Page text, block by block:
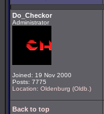
Do_Checkor
Administrator
Joined: 19 Nov 2000
Posts: 7775
Location: Oldenburg (Oldb.)
Back to top